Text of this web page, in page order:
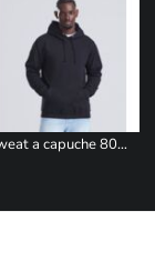
Sweat a capuche 80% coton